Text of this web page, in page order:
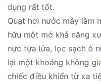
dụng rất tốt.
Quạt hơi nước máy làm
hữu một mớ khả năng
nực tựa lửa, lọc sạch ô
lại một khoảng không
chiếc điều khiển từ xa